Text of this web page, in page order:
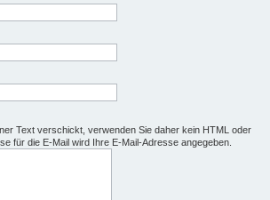
Text verschickt, verwenden Sie daher kein HTML oder
für die E-Mail wird Ihre E-Mail-Adresse angegeben.